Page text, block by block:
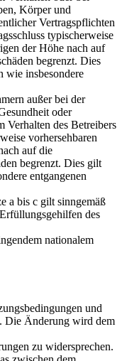
Körper und
Vertragspflichten
typischerweise
der Höhe nach auf
begrenzt. Dies
wie insbesondere
außer bei der
oder
Verhalten des Betreibers
vorhersehbaren
auf die
begrenzt. Dies gilt
entgangenen
a bis c gilt sinngemäß
des
nationalem
und
Die Änderung wird dem
zu widersprechen.